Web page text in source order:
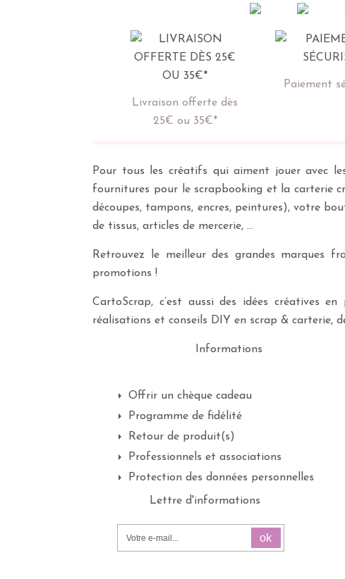
Livraison offerte dès
25€ ou 35€*
Paiement
Pour tous les créatifs qui aiment jouer avec
fournitures pour le scrapbooking et la carterie
découpes, tampons, encres, peintures), votre
de tissus, articles de mercerie, …
Retrouvez le meilleur des grandes marques
promotions !
CartoScrap, c’est aussi des idées créatives
réalisations et conseils DIY en scrap & carterie,
Informations
Offrir un chèque cadeau
Programme de fidélité
Retour de produit(s)
Professionnels et associations
Protection des données personnelles
Lettre d'informations
ok